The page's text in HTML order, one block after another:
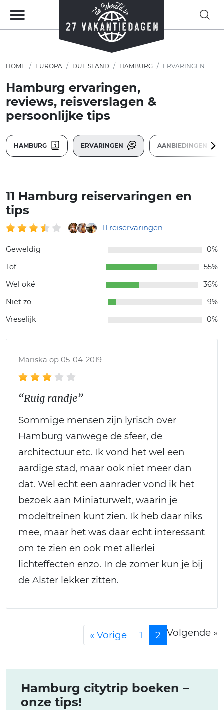
HOME EUROPA DUITSLAND HAMBURG ERVARINGEN
Hamburg ervaringen,
reviews, reisverslagen &
persoonlijke tips
HAMBURG ERVARINGEN AANBIEDINGEN
11 Hamburg reiservaringen en
tips
11 reiservaringen
Geweldig
0%
Tof
55%
Wel oké
36%
Niet zo
9%
Vreselijk
0%
Mariska op 05-04-2019
“Ruig randje”
Sommige mensen zijn lyrisch over
Hamburg vanwege de sfeer, de
architectuur etc. Ik vond het wel een
aardige stad, maar ook niet meer dan
dat. Wel echt een aanrader vond ik het
bezoek aan Miniaturwelt, waarin je
modeltreinen kunt zien. Ik heb daar niks
mee, maar het was daar echt interessant
om te zien en ook met allerlei
lichteffecten enzo. In de zomer kun je bij
de Alster lekker zitten.
« Vorige 1 2 Volgende »
Hamburg citytrip boeken –
onze tips!